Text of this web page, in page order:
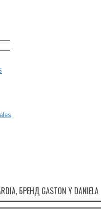
БРЕНД GASTON Y DANIELA